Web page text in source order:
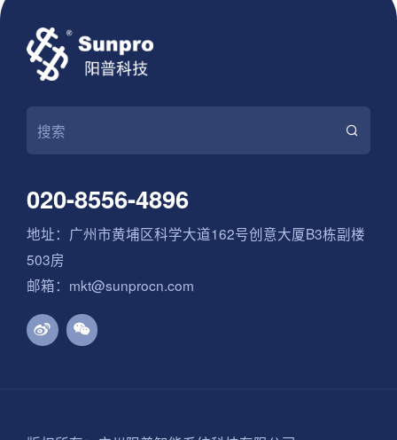
020-8556-4896
地址：广州市黄埔区科学大道162号创意大厦B3栋副楼
503房
邮箱：mkt@sunprocn.com